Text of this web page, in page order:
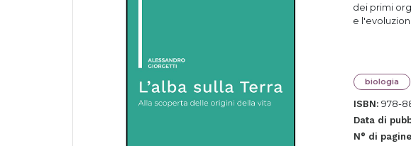
dei primi
e
biologia
ISBN: 978-
Data di
N° di